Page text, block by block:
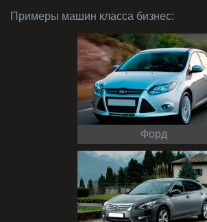
Примеры машин класса бизнес:
Форд